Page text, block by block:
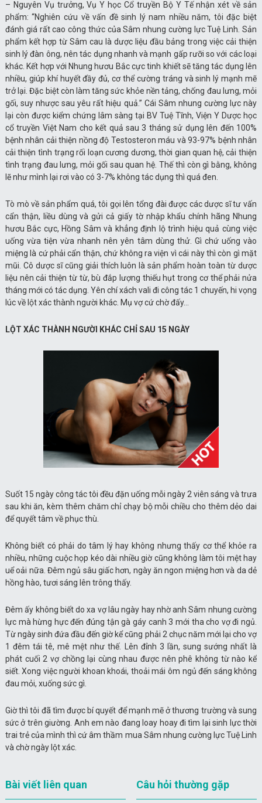
– Nguyên Vụ trưởng, Vụ Y học Cổ truyền Bộ Y Tế nhận xét về sản
phẩm: “Nghiên cứu về vấn đề sinh lý nam nhiều năm, tôi đặc biệt
đánh giá rất cao công thức của Sâm nhung cường lực Tuệ Linh. Sản
phẩm kết hợp từ Sâm cau là dược liệu đầu bảng trong việc cải thiện
sinh lý đàn ông, nên tác dụng nhanh và mạnh gấp rưỡi so với các loại
khác. Kết hợp với Nhung hươu Bắc cực tinh khiết sẽ tăng tác dụng lên
nhiều, giúp khí huyết đầy đủ, cơ thể cường tráng và sinh lý mạnh mẽ
trở lại. Đặc biệt còn làm tăng sức khỏe nền tảng, chống đau lưng, mỏi
gối, suy nhược sau yêu rất hiệu quả.” Cái Sâm nhung cường lực này
lại còn được kiểm chứng lâm sàng tại BV Tuệ Tĩnh, Viện Y Dược học
cổ truyền Việt Nam cho kết quả sau 3 tháng sử dụng lên đến 100%
bệnh nhân cải thiện nồng độ Testosteron máu và 93-97% bệnh nhân
cải thiện tình trạng rối loạn cương dương, thời gian quan hệ, cải thiện
tình trạng đau lưng, mỏi gối sau quan hệ. Thế thì còn gì bằng, không
lẽ như mình lại rơi vào có 3-7% không tác dụng thì quá đen.
Tò mò về sản phẩm quá, tôi gọi lên tổng đài được các dược sĩ tư vấn
cẩn thận, liều dùng và gửi cả giấy tờ nhập khẩu chính hãng Nhung
hươu Bắc cực, Hồng Sâm và khẳng định lộ trình hiệu quả cùng việc
uống vừa tiện vừa nhanh nên yên tâm dùng thử. Gì chứ uống vào
miệng là cứ phải cẩn thận, chứ không ra viện vì cái này thì còn gì mặt
mũi. Cô dược sĩ cũng giải thích luôn là sản phẩm hoàn toàn từ dược
liệu nên cải thiện từ từ, bù đắp lượng thiếu hụt trong cơ thể phải nửa
tháng mới có tác dụng. Yên chí xách vali đi công tác 1 chuyến, hi vọng
lúc về lột xác thành người khác. Mụ vợ cứ chờ đấy…
LỘT XÁC THÀNH NGƯỜI KHÁC CHỈ SAU 15 NGÀY
Suốt 15 ngày công tác tôi đều đặn uống mỗi ngày 2 viên sáng và trưa
sau khi ăn, kèm thêm chăm chỉ chạy bộ mỗi chiều cho thêm dẻo dai
để quyết tâm về phục thù.
Không biết có phải do tâm lý hay không nhưng thấy cơ thể khỏe ra
nhiều, những cuộc họp kéo dài nhiều giờ cũng không làm tôi mệt hay
uể oải nữa. Đêm ngủ sâu giấc hơn, ngày ăn ngon miệng hơn và da dẻ
hồng hào, tươi sáng lên trông thấy.
Đêm ấy không biết do xa vợ lâu ngày hay nhờ anh Sâm nhung cường
lực mà hừng hực đến đúng tận gà gáy canh 3 mới tha cho vợ đi ngủ.
Từ ngày sinh đứa đầu đến giờ kể cũng phải 2 chục năm mới lại cho vợ
1 đêm tái tê, mê mệt như thế. Lên đỉnh 3 lần, sung sướng nhất là
phát cuối 2 vợ chồng lại cùng nhau được nên phê không từ nào kể
siết. Xong việc người khoan khoái, thoải mái ôm ngủ đến sáng không
đau mỏi, xuống sức gì.
Giờ thì tôi đã tìm được bí quyết để mạnh mẽ ở thương trường và sung
sức ở trên giường. Anh em nào đang loay hoay đi tìm lại sinh lực thời
trai trẻ của mình thì cứ âm thầm mua Sâm nhung cường lực Tuệ Linh
và chờ ngày lột xác.
Bài viết liên quan Câu hỏi thường gặp